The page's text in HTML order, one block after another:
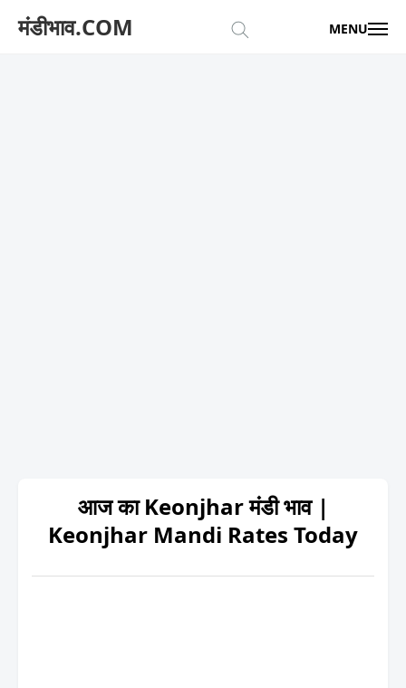
मंडीभाव.COM MENU
आज का Keonjhar मंडी भाव |
Keonjhar Mandi Rates Today